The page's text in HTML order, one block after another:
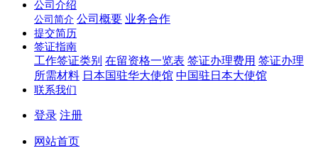
公司介绍
公司简介 公司概要 业务合作
提交简历
签证指南
工作签证类别 在留资格一览表 签证办理费用 签证办理
所需材料 日本国驻华大使馆 中国驻日本大使馆
联系我们
登录 注册
网站首页